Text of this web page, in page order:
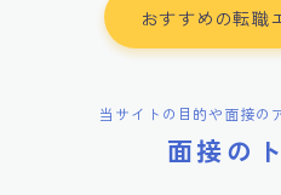
おすすめの転職
当サイトの目的や面接の
面接の